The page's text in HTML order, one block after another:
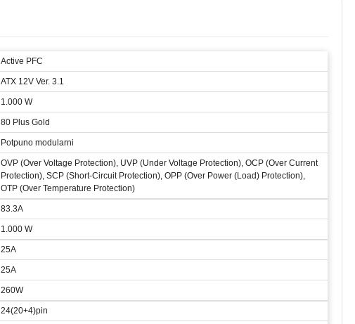
Active PFC
ATX 12V Ver. 3.1
1.000 W
80 Plus Gold
Potpuno modularni
OVP (Over Voltage Protection), UVP (Under Voltage Protection), OCP (Over Current
Protection), SCP (Short-Circuit Protection), OPP (Over Power (Load) Protection),
OTP (Over Temperature Protection)
83.3A
1.000 W
25A
25A
260W
24(20+4)pin